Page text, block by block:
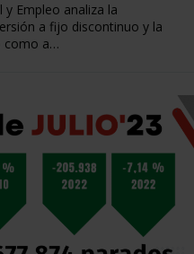
y Empleo analiza la
a fijo discontinuo y la
como a…